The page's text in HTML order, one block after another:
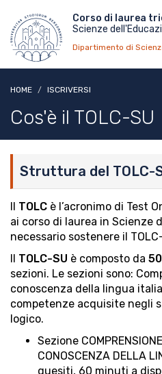
contenuto
principale
Menu
top
Corso di laurea
Scienze
Dipartimento di
HOME ISCRIVERSI
Cos'è il TOLC-SU
Struttura del TOLC-
Il TOLC è l’acronimo di Test
ai corso di laurea in Scienze
necessario sostenere il
Il TOLC-SU è composto da
sezioni. Le sezioni sono:
conoscenza della lingua
competenze acquisite negli
logico.
Sezione
CONOSCENZA DELLA
quesiti, 60 minuti a